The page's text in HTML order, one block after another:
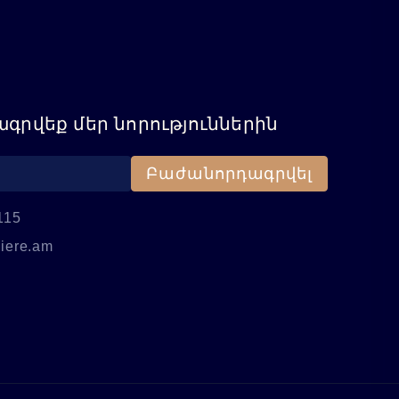
մեր նորություններին
Բաժանորդագրվել